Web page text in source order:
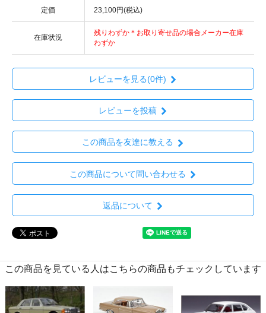
定価 23,100円(税込)
在庫状況
残りわずか＊お取り寄せ品の場合メーカー在庫
わずか
レビューを見る(0件)
レビューを投稿
この商品を友達に教える
この商品について問い合わせる
返品について
この商品を見ている人はこちらの商品もチェックしています